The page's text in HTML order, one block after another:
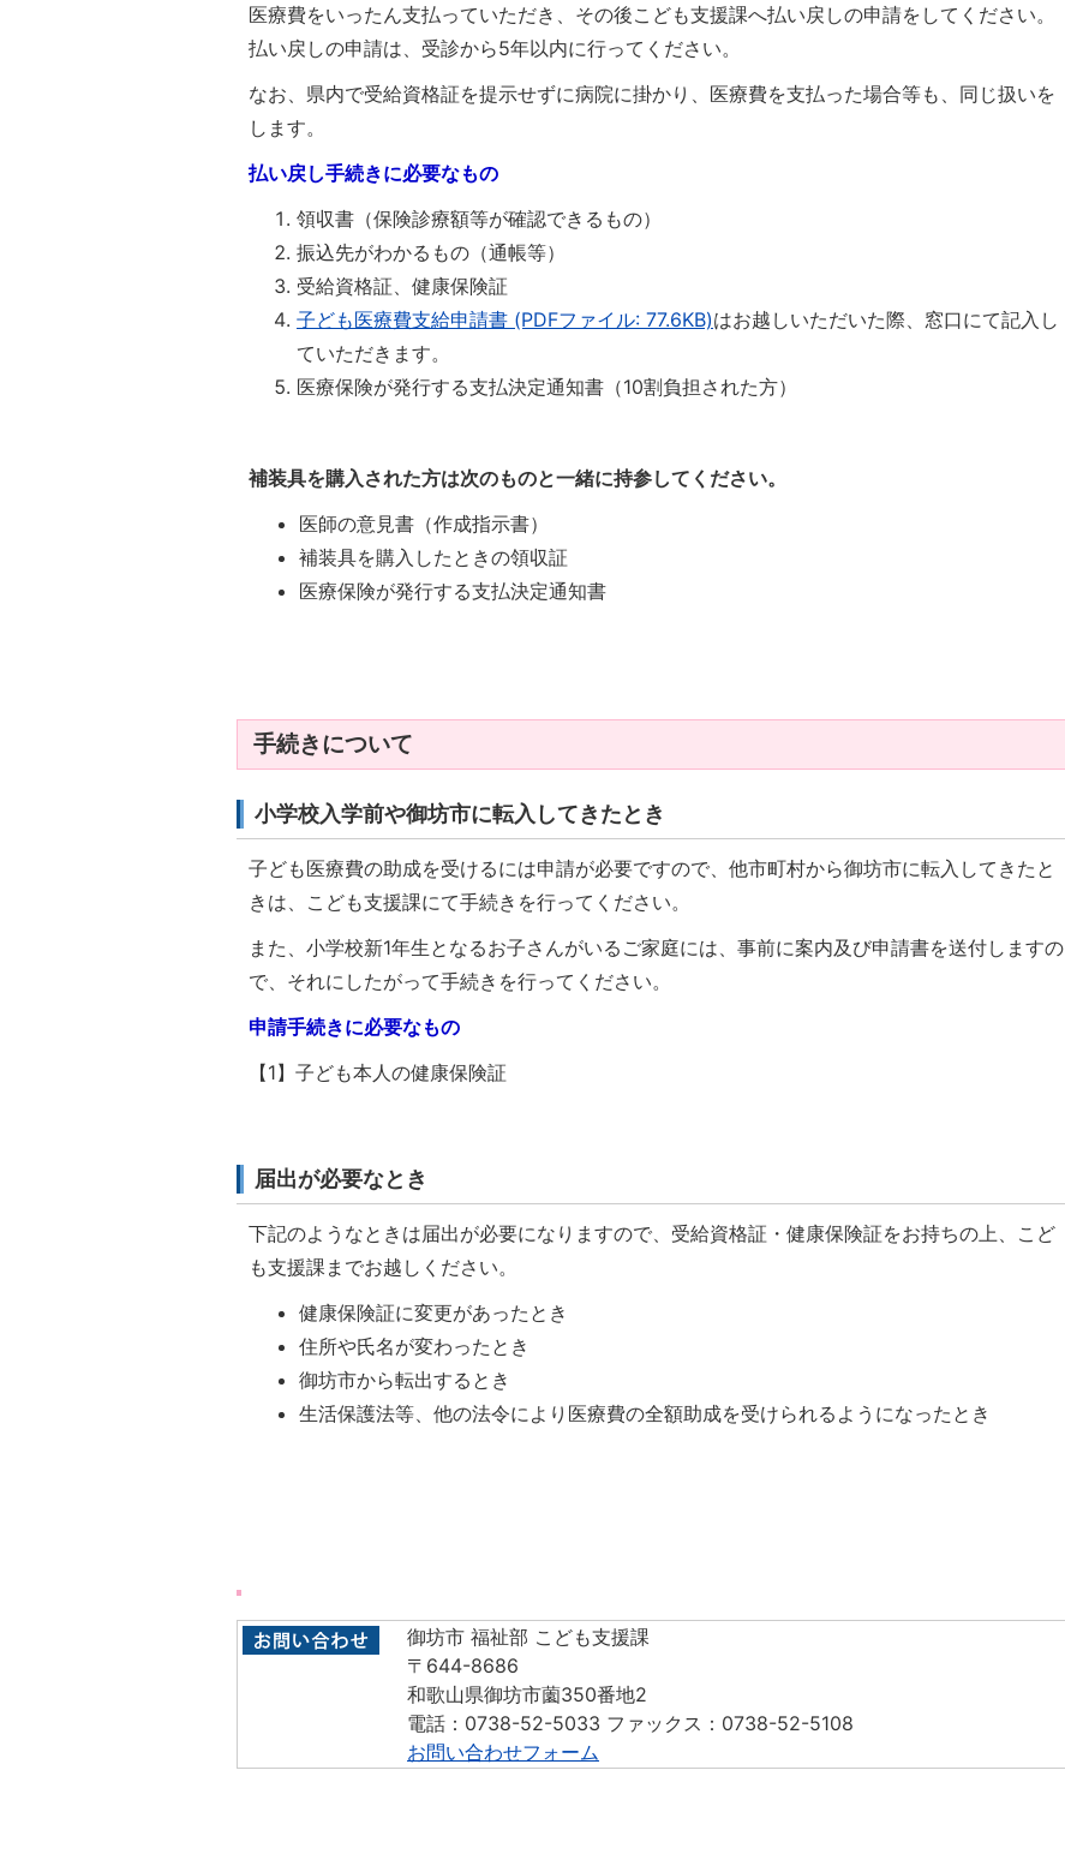
医療費をいったん支払っていただき、その後こども支援課へ払い戻しの申請をしてください。
払い戻しの申請は、受診から5年以内に行ってください。
なお、県内で受給資格証を提示せずに病院に掛かり、医療費を支払った場合等も、同じ扱いを
します。
払い戻し手続きに必要なもの
領収書（保険診療額等が確認できるもの）
振込先がわかるもの（通帳等）
受給資格証、健康保険証
子ども医療費支給申請書 (PDFファイル: 77.6KB)はお越しいただいた際、窓口にて記入し
ていただきます。
医療保険が発行する支払決定通知書（10割負担された方）
補装具を購入された方は次のものと一緒に持参してください。
医師の意見書（作成指示書）
補装具を購入したときの領収証
医療保険が発行する支払決定通知書
手続きについて
小学校入学前や御坊市に転入してきたとき
子ども医療費の助成を受けるには申請が必要ですので、他市町村から御坊市に転入してきたと
きは、こども支援課にて手続きを行ってください。
また、小学校新1年生となるお子さんがいるご家庭には、事前に案内及び申請書を送付しますの
で、それにしたがって手続きを行ってください。
申請手続きに必要なもの
【1】子ども本人の健康保険証
届出が必要なとき
下記のようなときは届出が必要になりますので、受給資格証・健康保険証をお持ちの上、こど
も支援課までお越しください。
健康保険証に変更があったとき
住所や氏名が変わったとき
御坊市から転出するとき
生活保護法等、他の法令により医療費の全額助成を受けられるようになったとき
御坊市 福祉部 こども支援課
〒644-8686
和歌山県御坊市薗350番地2
電話：0738-52-5033 ファックス：0738-52-5108
お問い合わせフォーム